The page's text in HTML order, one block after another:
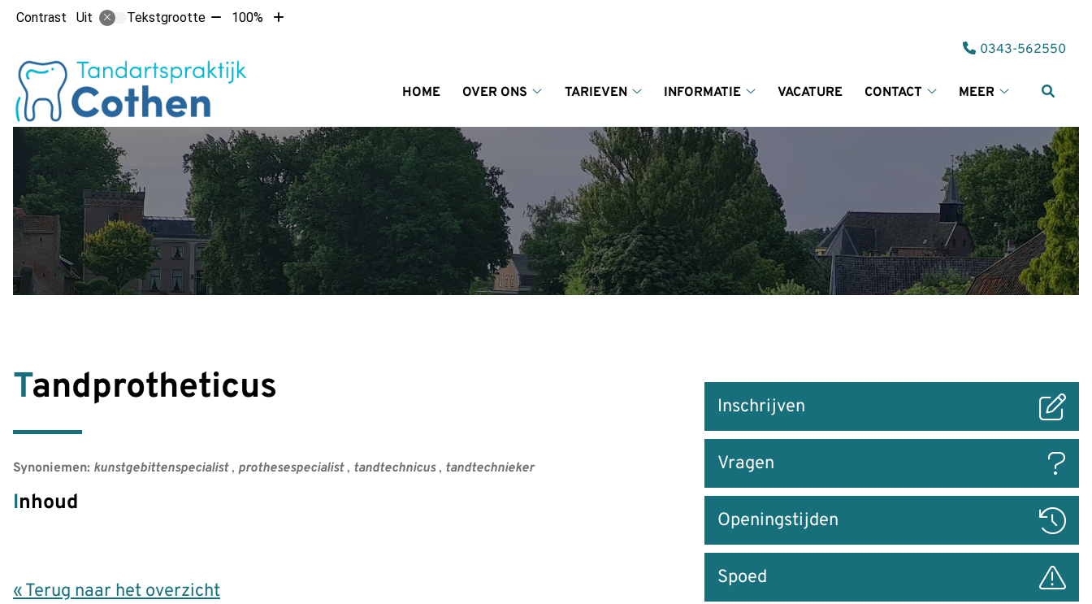
Contrast Uit Tekstgrootte Tekst
10%
100%
Tekst
HOME
OVER ONS
ons
submenu
TARIEVEN
submenu
INFORMATIE
submenu
VACATURE
CONTACT
submenu
MEER
submenu
Tel:
0343-562550
Tandprotheticus
Synoniemen: kunstgebittenspecialist, prothesespecialist, tandtechnicus, tandtechnieker
Inhoud
« Terug naar het overzicht
naar
Inschrijven
Vragen
Openingstijden
Spoed